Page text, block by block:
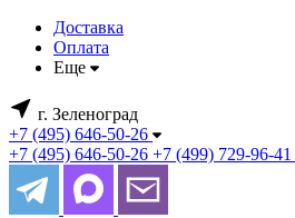
Доставка
Оплата
Еще
г. Зеленоград
+7 (495) 646-50-26
+7 (495) 646-50-26 +7 (499) 729-96-41